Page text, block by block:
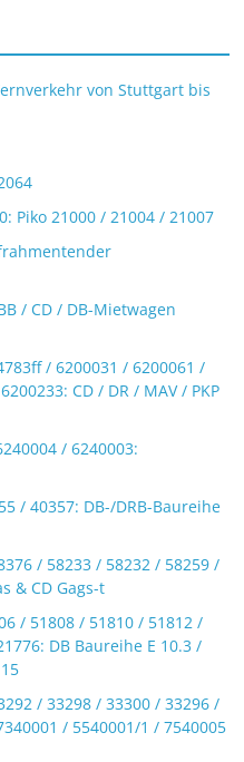
von Stuttgart bis
Piko 21000 / 21004 / 21007
/ CD / DB-Mietwagen
/ 6200031 / 6200061 /
CD / DR / MAV / PKP
/ 6240003:
/ 40357: DB-/DRB-Baureihe
/ 58233 / 58232 / 58259 /
& CD Gags-t
/ 51808 / 51810 / 51812 /
DB Baureihe E 10.3 /
/ 33298 / 33300 / 33296 /
/ 5540001/1 / 7540005